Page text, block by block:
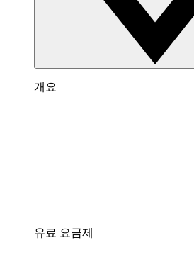
개요
유료 요금제